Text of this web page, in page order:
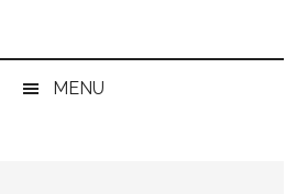
„Null“
MENU